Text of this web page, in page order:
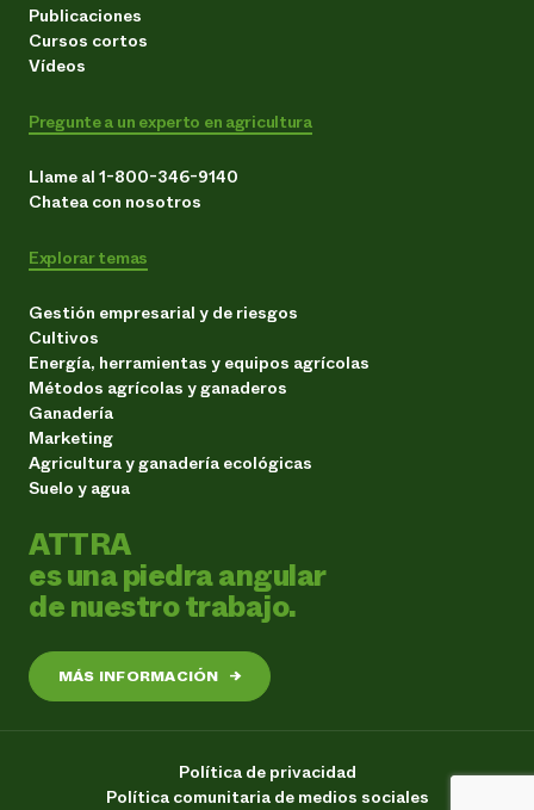
Publicaciones
Cursos cortos
Vídeos
Pregunte a un experto en agricultura
Llame al 1-800-346-9140
Chatea con nosotros
Explorar temas
Gestión empresarial y de riesgos
Cultivos
Energía, herramientas y equipos agrícolas
Métodos agrícolas y ganaderos
Ganadería
Marketing
Agricultura y ganadería ecológicas
Suelo y agua
ATTRA
es una piedra angular
de nuestro trabajo.
MÁS INFORMACIÓN →
Política de privacidad
Política comunitaria de medios sociales